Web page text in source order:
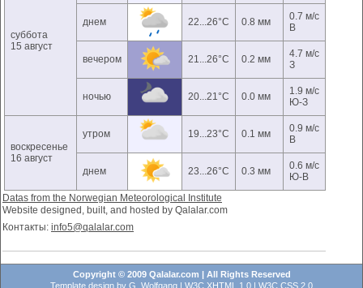
суббота
15 август
днем 22...26°C 0.8 мм
0.7 м/с
В
вечером 21...26°C 0.2 мм
4.7 м/с
З
ночью 20...21°C 0.0 мм
1.9 м/с
Ю-З
воскресенье
16 август
утром 19...23°C 0.1 мм
0.9 м/с
В
днем 23...26°C 0.3 мм
0.6 м/с
Ю-В
Datas from the Norwegian Meteorological Institute
Website designed, built, and hosted by Qalalar.com
Контакты: info5@qalalar.com
Copyright © 2009 Qalalar.com | All Rights Reserved
Template design by G. Wolfgang | W3C XHTML 1.0 | W3C CSS 2.0